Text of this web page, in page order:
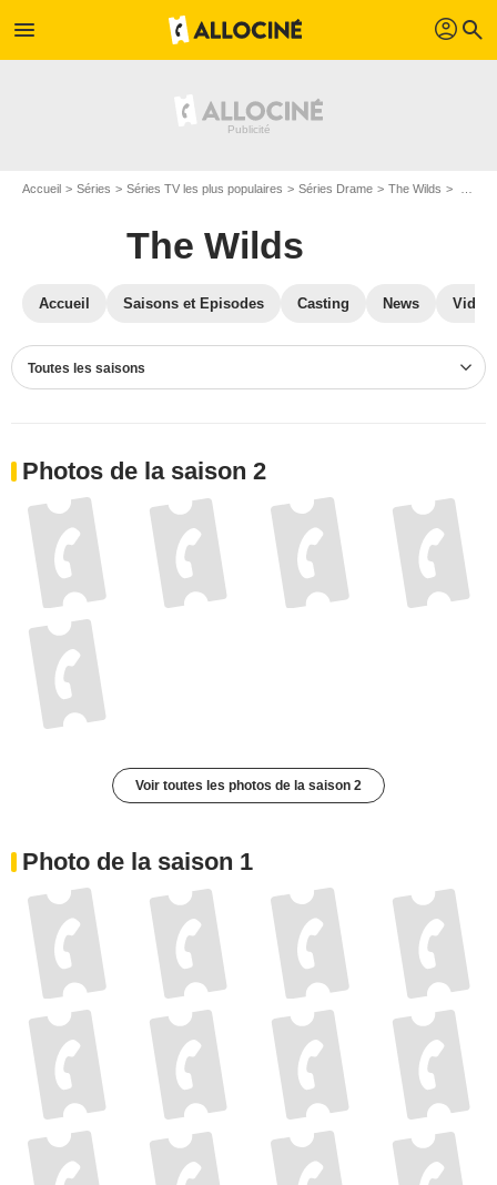
menu profil search
Accueil Séries Séries TV les plus populaires Séries Drame The Wilds
The Wilds
Accueil Saisons et Episodes Casting News
Toutes les saisons
Photos de la saison 2
Voir toutes les photos de la saison 2
Photo de la saison 1